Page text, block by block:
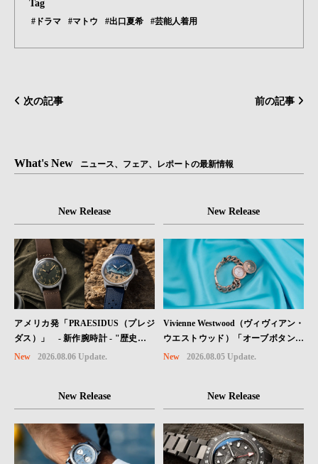
Tag
#ドラマ #マトウ #出口夏希 #芸能人着用
次の記事 前の記事
What's New ニュース、フェア、レポートの最新情報
New Release
アメリカ発「PRAESIDUS（プレジ
ダス）」 - 新作腕時計 - "歴史を身
に着ける“ -戦場を駆け抜けたWillys
込めた「A-11」コレクション2種類
New 2026.08.06 Update.
New Release
Vivienne Westwood（ヴィヴィアン・
ウエストウッド）「オーブボタン」
コレクションに、⽇本限定カラーの
New 2026.08.05 Update.
New Release New Release